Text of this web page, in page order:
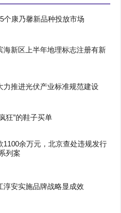
个康乃馨新品种投放市场
海新区上半年地理标志注册有新
力推进光伏产业标准规范建设
狂”的鞋子买单
1100余万元，北京查处违规发行
列案
淳安实施品牌战略显成效